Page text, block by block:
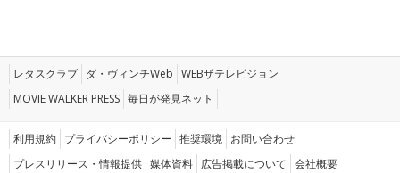
レタスクラブ ダ・ヴィンチWeb WEBザテレビジョン
MOVIE WALKER PRESS 毎日が発見ネット
利用規約 プライバシーポリシー 推奨環境 お問い合わせ
プレスリリース・情報提供 媒体資料 広告掲載について 会社概要